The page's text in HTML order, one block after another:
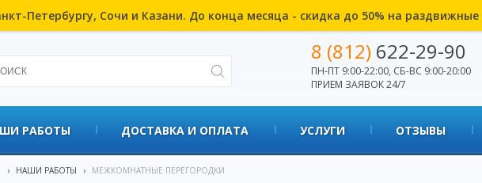
Петербургу, Сочи и Казани. До конца месяца - скидка до 50% на раздвижные
8 (812) 622-29-90
ПН-ПТ 9:00-22:00, СБ-ВС 9:00-20:00
ПРИЕМ ЗАЯВОК 24/7
РАБОТЫ ДОСТАВКА И ОПЛАТА УСЛУГИ ОТЗЫВЫ
› НАШИ РАБОТЫ › МЕЖКОМНАТНЫЕ ПЕРЕГОРОДКИ